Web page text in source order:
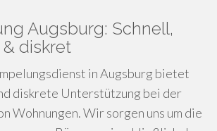
Augsburg: Schnell,
diskret
in Augsburg bietet
diskrete Unterstützung bei der
Wohnungen. Wir sorgen uns um die